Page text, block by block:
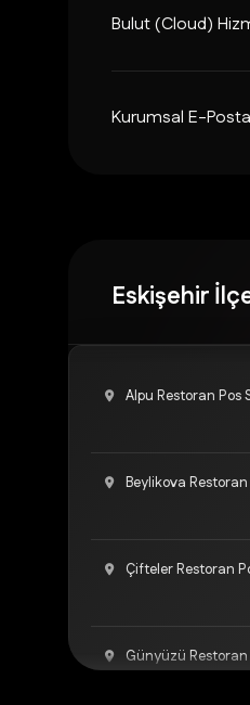
Bulut (Cloud)
Kurumsal E-
Eskişehir
Alpu Restoran Pos
Beylikova
Çifteler Restoran
Günyüzü